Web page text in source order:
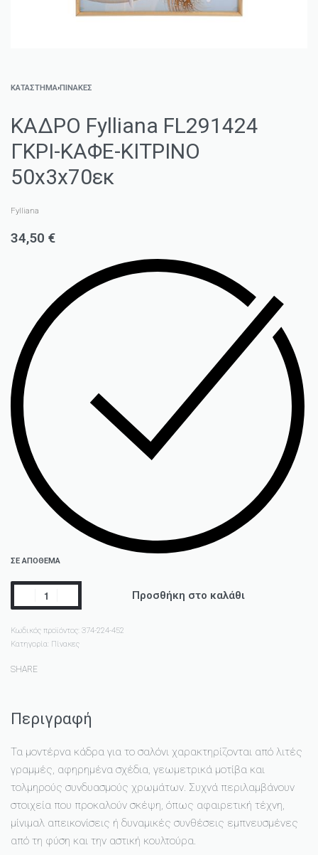
ΚΑΤΑΣΤΗΜΑ›ΠΊΝΑΚΕΣ
ΚΑΔΡΟ Fylliana FL291424
ΓΚΡΙ-ΚΑΦΕ-ΚΙΤΡΙΝΟ
50x3x70εκ
Fylliana
34,50 €
ΣΕ ΑΠΟΘΕΜΑ
Προσθήκη στο καλάθι
Κωδικός προϊόντος: 374-224-452
Κατηγορία: Πίνακες
SHARE
Περιγραφή
Τα μοντέρνα κάδρα για το σαλόνι χαρακτηρίζονται από λιτές
γραμμές, αφηρημένα σχέδια, γεωμετρικά μοτίβα και
τολμηρούς συνδυασμούς χρωμάτων. Συχνά περιλαμβάνουν
στοιχεία που προκαλούν σκέψη, όπως αφαιρετική τέχνη,
μίνιμαλ απεικονίσεις ή δυναμικές συνθέσεις εμπνευσμένες
από τη φύση και την αστική κουλτούρα.